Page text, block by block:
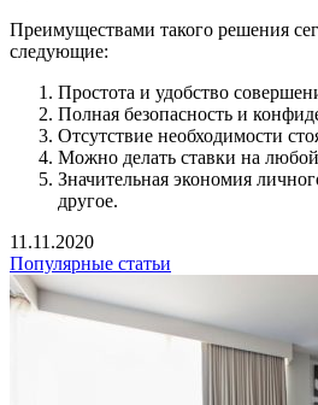
Преимуществами такого решения
следующие:
Простота и удобство
Полная безопасность и
Отсутствие необходимости
Можно делать ставки на
Значительная экономия
другое.
11.11.2020
Популярные статьи